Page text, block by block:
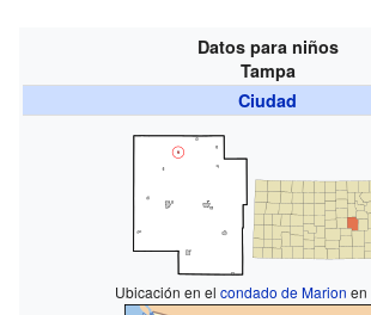
Datos para niños
Tampa
Ciudad
Ubicación en elcondado de Marion en